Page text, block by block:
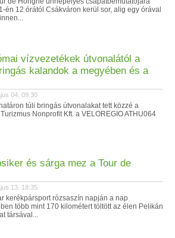
én 12 órától Csákváron kerül sor, alig egy órával
vízvezetékek útvonalától a
kalandok a megyében és a
04. 09:30
túli bringás útvonalakat tett közzé a
Nonprofit Kft. a VELOREGIO ATHU064
és sárga mez a Tour de
13. 18:35
kerékpársport rózsaszín napján a nap
több mint 170 kilométert töltött az élen Pelikán
társával...